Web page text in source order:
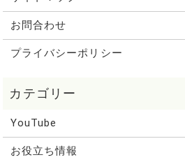
お問合わせ
プライバシーポリシー
YouTube
お役立ち情報